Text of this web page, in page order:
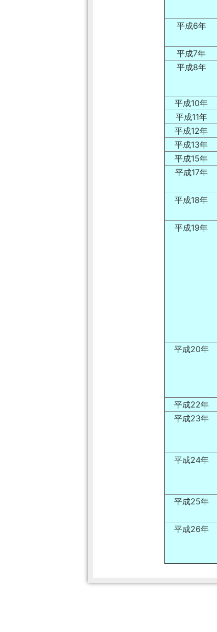
平成6年
平成7年
平成8年
平成10年
平成11年
平成12年
平成13年
平成15年
平成17年
平成18年
平成19年
平成20年
平成22年
平成23年
平成24年
平成25年
平成26年